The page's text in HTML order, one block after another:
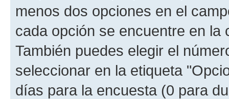
menos dos opciones en el
cada opción se encuentre en
También puedes elegir el
seleccionar en la etiqueta
días para la encuesta (0 para